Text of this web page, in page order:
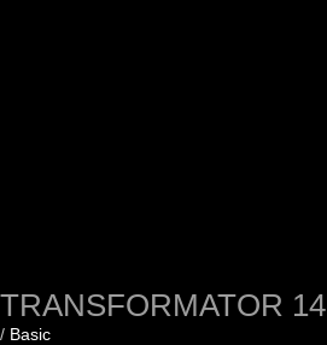
TRANSFORMATOR 14
/ Basic